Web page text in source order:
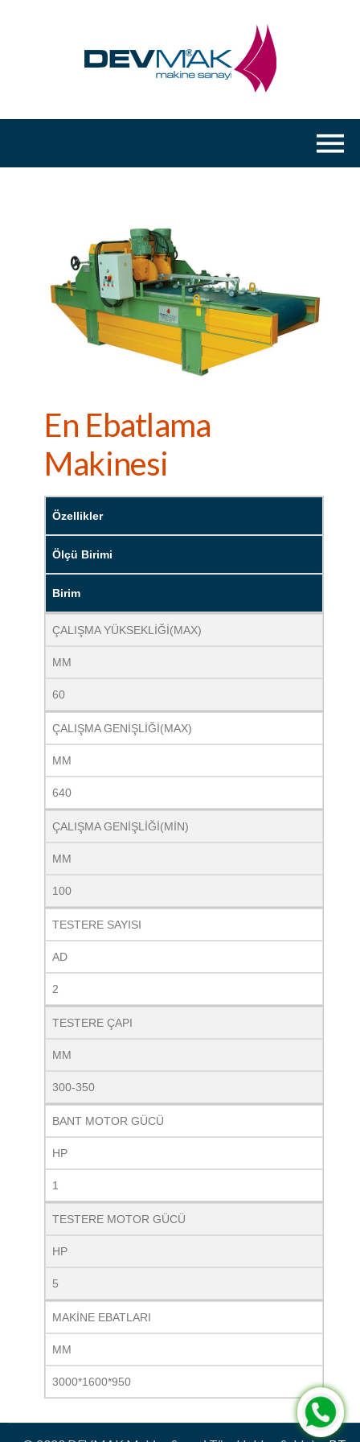
En Ebatlama
Makinesi
Özellikler
Ölçü Birimi
Birim
ÇALIŞMA YÜKSEKLİĞİ(MAX)
MM
60
ÇALIŞMA GENİŞLİĞİ(MAX)
MM
640
ÇALIŞMA GENİŞLİĞİ(MİN)
MM
100
TESTERE SAYISI
AD
2
TESTERE ÇAPI
MM
300-350
BANT MOTOR GÜCÜ
HP
1
TESTERE MOTOR GÜCÜ
HP
5
MAKİNE EBATLARI
MM
3000*1600*950